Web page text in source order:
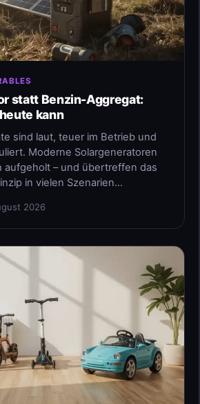
statt Benzin-Aggregat:
kann
sind laut, teuer im Betrieb und
Moderne Solargeneratoren
aufgeholt – und übertreffen das
in vielen Szenarien…
2026